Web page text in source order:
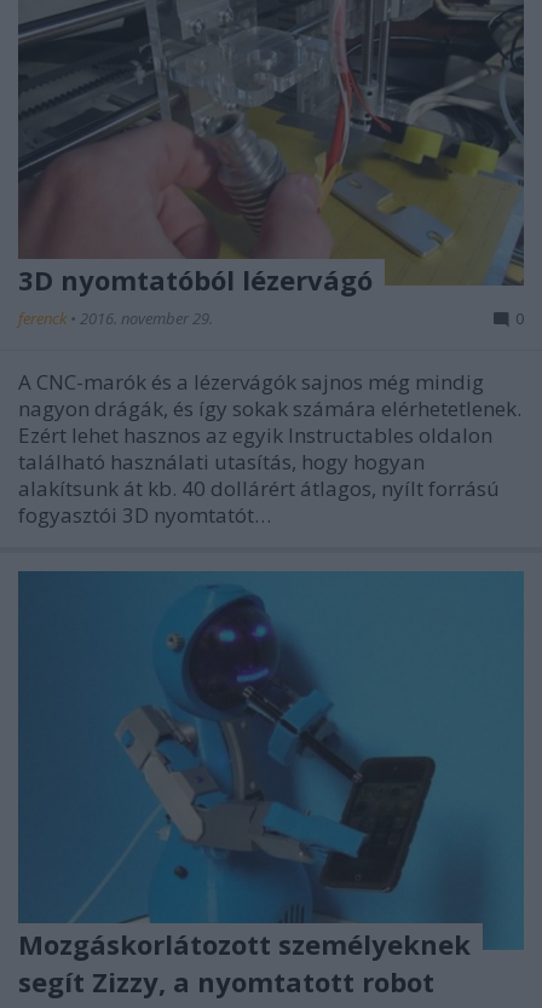
3D nyomtatóból lézervágó
ferenck • 2016. november 29. 0
A CNC-marók és a lézervágók sajnos még mindig
nagyon drágák, és így sokak számára elérhetetlenek.
Ezért lehet hasznos az egyik Instructables oldalon
található használati utasítás, hogy hogyan
alakítsunk át kb. 40 dollárért átlagos, nyílt forrású
fogyasztói 3D nyomtatót…
Mozgáskorlátozott személyeknek
segít Zizzy, a nyomtatott robot